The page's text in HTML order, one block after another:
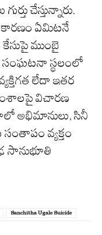
చేస్తున్నారు.
కారణం ఏమిటనే
కేసుపై ముంబై
సంఘటనా స్థలంలో
లేదా ఇతర
విచారణ
అభిమానులు, సినీ
వ్యక్తం
సానుభూతి
Sanchitha Ugale Suicide